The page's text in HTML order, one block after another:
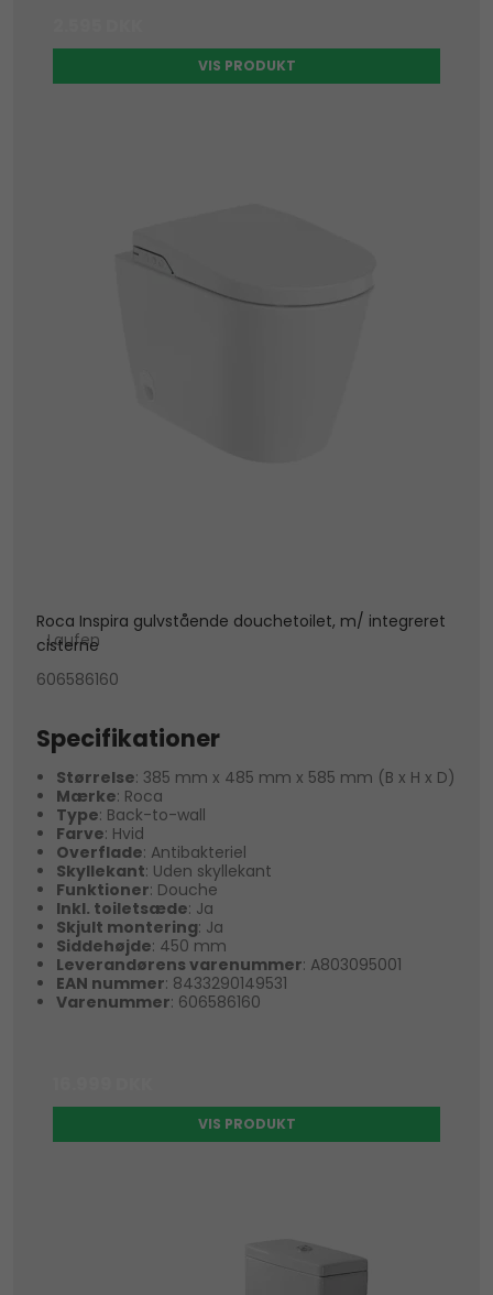
VIS PRODUKT
Roca Inspira gulvstående douchetoilet, m/ integreret
cisterne
Laufen
606586160
Specifikationer
Størrelse: 385 mm x 485 mm x 585 mm (B x H x D)
Mærke: Roca
Type: Back-to-wall
Farve: Hvid
Overflade: Antibakteriel
Skyllekant: Uden skyllekant
Funktioner: Douche
Inkl. toiletsæde: Ja
Skjult montering: Ja
Siddehøjde: 450 mm
Leverandørens varenummer: A803095001
EAN nummer: 8433290149531
Varenummer: 606586160
VIS PRODUKT